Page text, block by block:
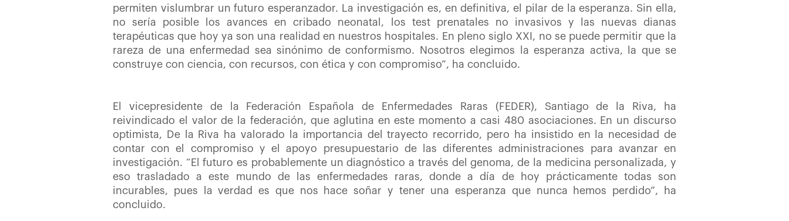
permiten vislumbrar un futuro esperanzador. La investigación es, en definitiva, el pilar de la esperanza. Sin ella,
no sería posible los avances en cribado neonatal, los test prenatales no invasivos y las nuevas dianas
terapéuticas que hoy ya son una realidad en nuestros hospitales. En pleno siglo XXI, no se puede permitir que la
rareza de una enfermedad sea sinónimo de conformismo. Nosotros elegimos la esperanza activa, la que se
construye con ciencia, con recursos, con ética y con compromiso”, ha concluido.
El vicepresidente de la Federación Española de Enfermedades Raras (FEDER), Santiago de la Riva, ha
reivindicado el valor de la federación, que aglutina en este momento a casi 480 asociaciones. En un discurso
optimista, De la Riva ha valorado la importancia del trayecto recorrido, pero ha insistido en la necesidad de
contar con el compromiso y el apoyo presupuestario de las diferentes administraciones para avanzar en
investigación. “El futuro es probablemente un diagnóstico a través del genoma, de la medicina personalizada, y
eso trasladado a este mundo de las enfermedades raras, donde a día de hoy prácticamente todas son
incurables, pues la verdad es que nos hace soñar y tener una esperanza que nunca hemos perdido”, ha
concluido.